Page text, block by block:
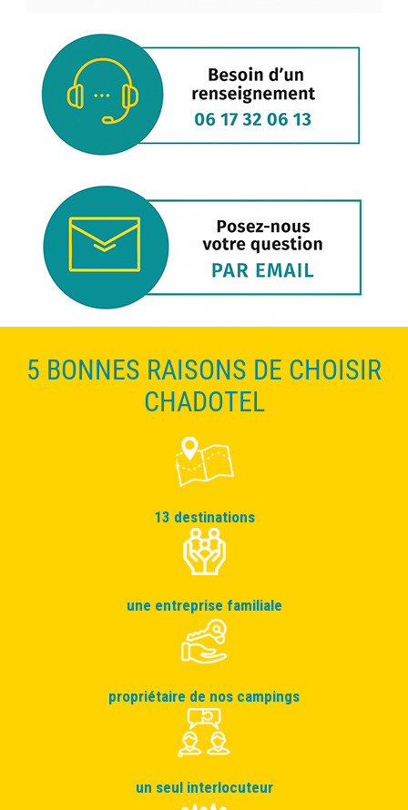
5 BONNES RAISONS DE CHOISIR
CHADOTEL
13 destinations
une entreprise familiale
propriétaire de nos campings
un seul interlocuteur